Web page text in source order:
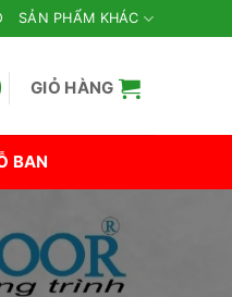
SẢN PHẨM KHÁC
GIỎ HÀNG
BAN